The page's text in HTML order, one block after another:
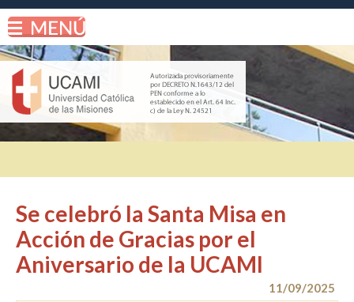
Se celebró la Santa Misa en
Acción de Gracias por el
Aniversario de la UCAMI
11/09/2025